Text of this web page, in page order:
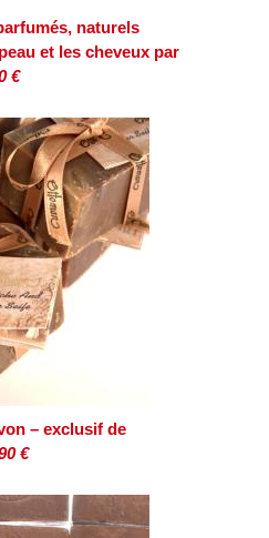
naturels
et les cheveux par
€
– exclusif de
€